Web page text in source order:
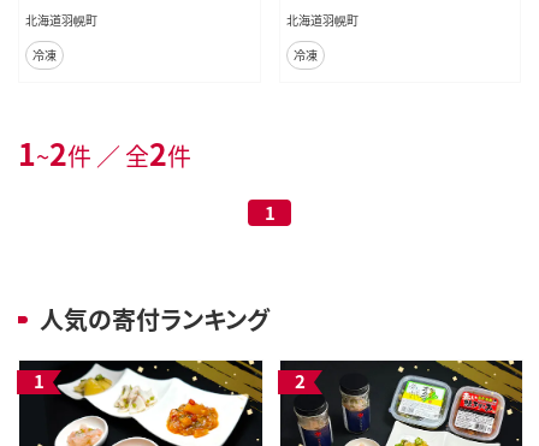
北海道羽幌町
冷凍
北海道羽幌町
冷凍
1~2件 ／ 全2件
1
人気の寄付ランキング